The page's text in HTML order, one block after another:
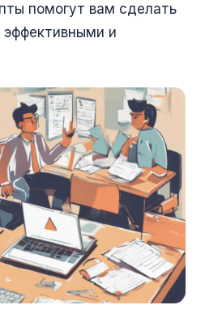
помогут вам сделать
эффективными и